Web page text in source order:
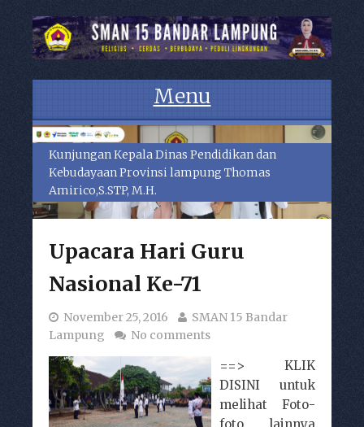
Menu
Skip to content
Kegiatan Upacara Bendera
Upacara Hari Guru
Nasional Ke-71
November 25, 2016
SMAN 15 Bandar
Lampung
No comments
==> KLIK
DISINI untuk
melihat Foto-
foto lainnya